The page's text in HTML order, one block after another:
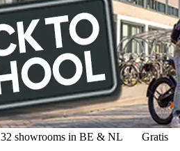
32 showrooms in BE & NL
Gratis